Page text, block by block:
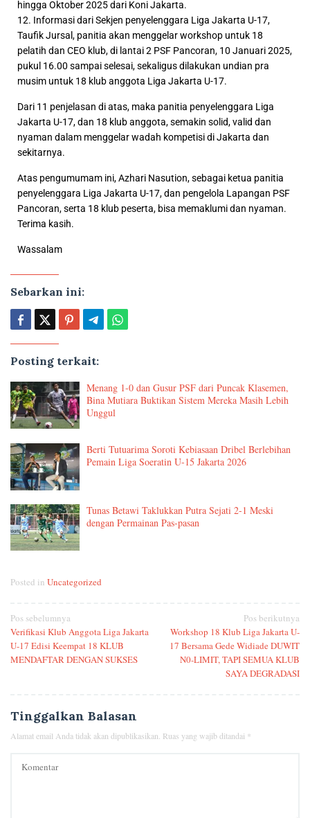
hingga Oktober 2025 dari Koni Jakarta.
12. Informasi dari Sekjen penyelenggara Liga Jakarta U-17,
Taufik Jursal, panitia akan menggelar workshop untuk 18
pelatih dan CEO klub, di lantai 2 PSF Pancoran, 10 Januari 2025,
pukul 16.00 sampai selesai, sekaligus dilakukan undian pra
musim untuk 18 klub anggota Liga Jakarta U-17.
Dari 11 penjelasan di atas, maka panitia penyelenggara Liga
Jakarta U-17, dan 18 klub anggota, semakin solid, valid dan
nyaman dalam menggelar wadah kompetisi di Jakarta dan
sekitarnya.
Atas pengumumam ini, Azhari Nasution, sebagai ketua panitia
penyelenggara Liga Jakarta U-17, dan pengelola Lapangan PSF
Pancoran, serta 18 klub peserta, bisa memaklumi dan nyaman.
Terima kasih.
Wassalam
Sebarkan ini:
Posting terkait:
Menang 1-0 dan Gusur PSF dari Puncak Klasemen,
Bina Mutiara Buktikan Sistem Mereka Masih Lebih
Unggul
Berti Tutuarima Soroti Kebiasaan Dribel Berlebihan
Pemain Liga Soeratin U-15 Jakarta 2026
Tunas Betawi Taklukkan Putra Sejati 2-1 Meski
dengan Permainan Pas-pasan
Posted in Uncategorized
Pos sebelumnya
Verifikasi Klub Anggota Liga Jakarta
U-17 Edisi Keempat 18 KLUB
MENDAFTAR DENGAN SUKSES
Pos berikutnya
Workshop 18 Klub Liga Jakarta U-
17 Bersama Gede Widiade DUWIT
N0-LIMIT, TAPI SEMUA KLUB
SAYA DEGRADASI
Tinggalkan Balasan
Alamat email Anda tidak akan dipublikasikan. Ruas yang wajib ditandai *